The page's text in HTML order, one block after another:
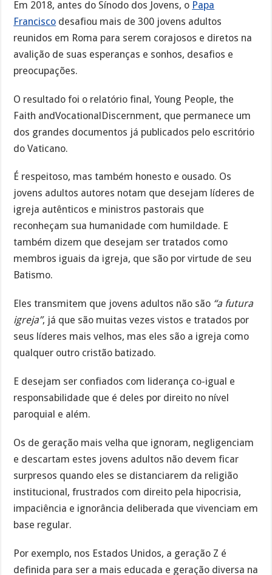
Em 2018, antes do Sínodo dos Jovens, o Papa
Francisco desafiou mais de 300 jovens adultos
reunidos em Roma para serem corajosos e diretos na
avalição de suas esperanças e sonhos, desafios e
preocupações.
O resultado foi o relatório final, Young People, the
Faith andVocationalDiscernment, que permanece um
dos grandes documentos já publicados pelo escritório
do Vaticano.
É respeitoso, mas também honesto e ousado. Os
jovens adultos autores notam que desejam líderes de
igreja autênticos e ministros pastorais que
reconheçam sua humanidade com humildade. E
também dizem que desejam ser tratados como
membros iguais da igreja, que são por virtude de seu
Batismo.
Eles transmitem que jovens adultos não são “a futura
igreja”, já que são muitas vezes vistos e tratados por
seus líderes mais velhos, mas eles são a igreja como
qualquer outro cristão batizado.
E desejam ser confiados com liderança co-igual e
responsabilidade que é deles por direito no nível
paroquial e além.
Os de geração mais velha que ignoram, negligenciam
e descartam estes jovens adultos não devem ficar
surpresos quando eles se distanciarem da religião
institucional, frustrados com direito pela hipocrisia,
impaciência e ignorância deliberada que vivenciam em
base regular.
Por exemplo, nos Estados Unidos, a geração Z é
definida para ser a mais educada e geração diversa na